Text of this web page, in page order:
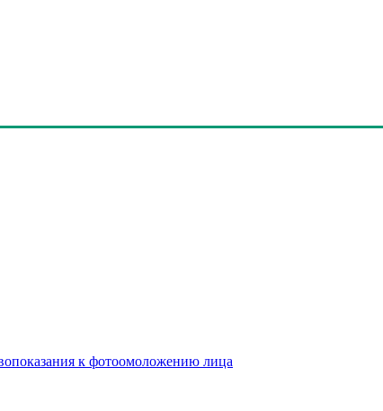
к фотоомоложению лица